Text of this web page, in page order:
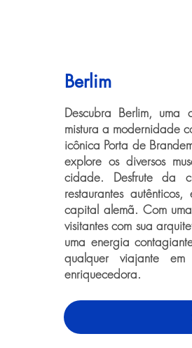
Berlim
Descubra Berlim,
mistura a modernidade
icônica Porta de
explore os diversos
cidade. Desfrute da
restaurantes
capital alemã. Com
visitantes com sua
uma energia
qualquer viajante
enriquecedora.